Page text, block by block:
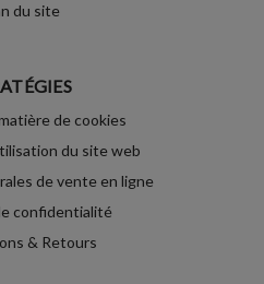
du site
de cookies
du site web
de vente en ligne
confidentialité
& Retours